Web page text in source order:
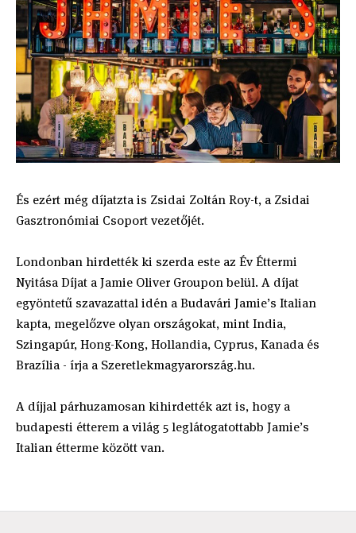
És ezért még díjatzta is Zsidai Zoltán Roy-t, a Zsidai
Gasztronómiai Csoport vezetőjét.
Londonban hirdették ki szerda este az Év Éttermi
Nyitása Díjat a Jamie Oliver Groupon belül. A díjat
egyöntetű szavazattal idén a Budavári Jamie’s Italian
kapta, megelőzve olyan országokat, mint India,
Szingapúr, Hong-Kong, Hollandia, Cyprus, Kanada és
Brazília - írja a Szeretlekmagyarország.hu.
A díjjal párhuzamosan kihirdették azt is, hogy a
budapesti étterem a világ 5 leglátogatottabb Jamie’s
Italian étterme között van.